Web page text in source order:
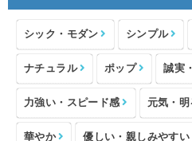
シック・モダン シンプル
ナチュラル ポップ 誠実
力強い・スピード感 元気・明
華やか 優しい・親しみやすい